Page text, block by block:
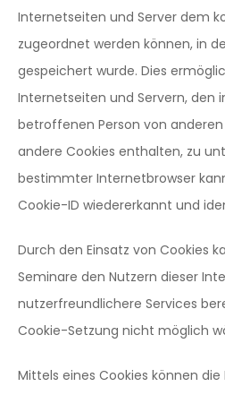
Internetseiten und Server dem
zugeordnet werden können, in
gespeichert wurde. Dies
Internetseiten und Servern, den
betroffenen Person von
andere Cookies enthalten, zu
bestimmter Internetbrowser
Cookie-ID wiedererkannt und
Durch den Einsatz von Cookies
Seminare den Nutzern dieser
nutzerfreundlichere Services
Cookie-Setzung nicht möglich
Mittels eines Cookies können